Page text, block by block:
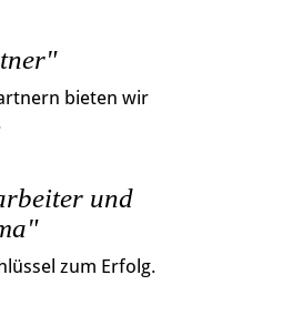
bieten wir
und
zum Erfolg.